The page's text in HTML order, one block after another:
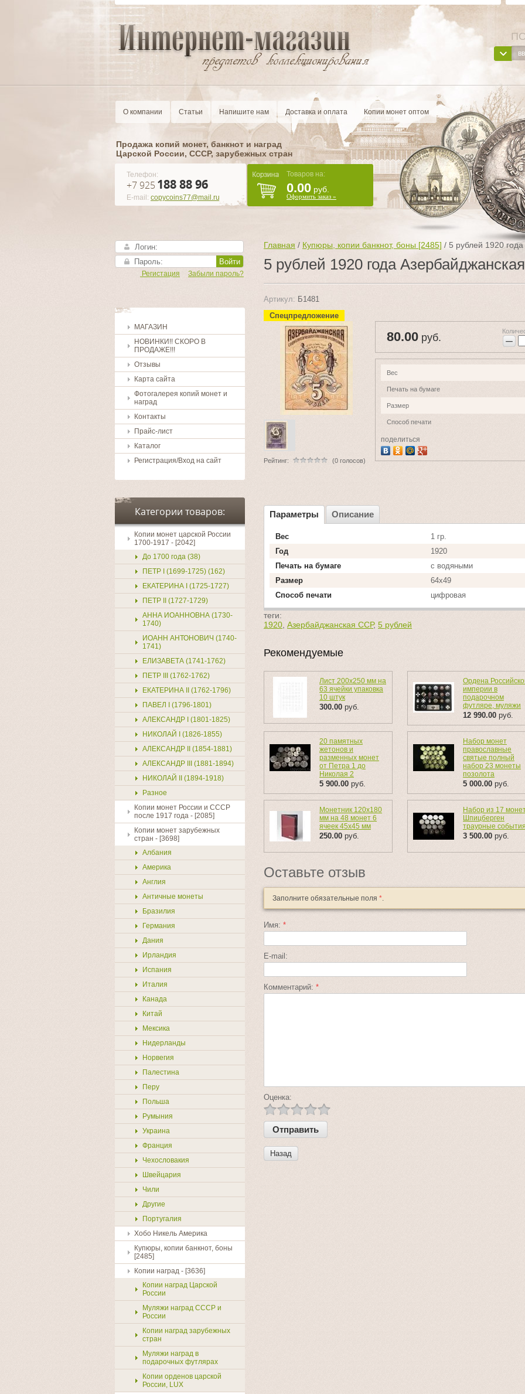
О компании Статьи Напишите нам Доставка и оплата Копии монет оптом
Продажа копий монет, банкнот и наград
Царской России, CCCР, зарубежных стран
Телефон:
+7 925 188 88 96
E-mail: copycoins77@mail.ru
Товаров на:
0.00 руб.
Оформить заказ »
Войти
Забыли пароль?
Регистация
МАГАЗИН
НОВИНКИ!! СКОРО В
ПРОДАЖЕ!!!
Отзывы
Карта сайта
Фотогалерея копий монет и
наград
Контакты
Прайс-лист
Каталог
Регистрация/Вход на сайт
Категории товаров:
Копии монет царской России
1700-1917 - [2042]
До 1700 года (38)
ПЕТР I (1699-1725) (162)
ЕКАТЕРИНА I (1725-1727)
ПЕТР II (1727-1729)
АННА ИОАННОВНА (1730-
1740)
ИОАНН АНТОНОВИЧ (1740-
1741)
ЕЛИЗАВЕТА (1741-1762)
ПЕТР III (1762-1762)
ЕКАТЕРИНА II (1762-1796)
ПАВЕЛ I (1796-1801)
АЛЕКСАНДР I (1801-1825)
НИКОЛАЙ I (1826-1855)
АЛЕКСАНДР II (1854-1881)
АЛЕКСАНДР III (1881-1894)
НИКОЛАЙ II (1894-1918)
Разное
Копии монет России и СССР
после 1917 года - [2085]
Копии монет зарубежных
стран - [3698]
Албания
Америка
Англия
Античные монеты
Бразилия
Германия
Дания
Ирландия
Испания
Италия
Канада
Китай
Мексика
Нидерланды
Норвегия
Палестина
Перу
Польша
Румыния
Украина
Франция
Чехословакия
Швейцария
Чили
Другие
Португалия
Хобо Никель Америка
Купюры, копии банкнот, боны
[2485]
Копии наград - [3636]
Копии наград Царской
России
Муляжи наград СССР и
России
Копии наград зарубежных
стран
Муляжи наград в
подарочных футлярах
Копии орденов царской
России, LUX
Главная / Купюры, копии банкнот, боны [2485] / 5 рублей 1920
5 рублей 1920 года
Артикул: Б1481
Спецпредложение
Рейтинг: (0 голосов)
80.00 руб. −
Вес
Печать на бумаге
Размер
Способ печати
поделиться
Параметры Описание
Вес
1 гр.
Год
1920
Печать на бумаге
с водяными
Размер
64х49
Способ печати
цифровая
теги:
1920 Азербайджанская ССР, 5 рублей
Рекомендуемые
Лист 200х250 мм на
63 ячейки упаковка
10 штук
300.00 руб.
Ордена
империи в
подарочном
футляре, муляжи
12 990.00 руб.
20 памятных
жетонов и
разменных монет
от Петра 1 до
Николая 2
5 900.00 руб.
Набор монет
православные
святые полный
набор 23 монеты
позолота
5 000.00 руб.
Монетник 120х180
мм на 48 монет 6
ячеек 45х45 мм
250.00 руб.
Набор из 17
Шпицберген
траурные
3 500.00 руб.
Оставьте отзыв
Заполните обязательные поля *.
Имя: *
E-mail:
Комментарий: *
Оценка:
Назад